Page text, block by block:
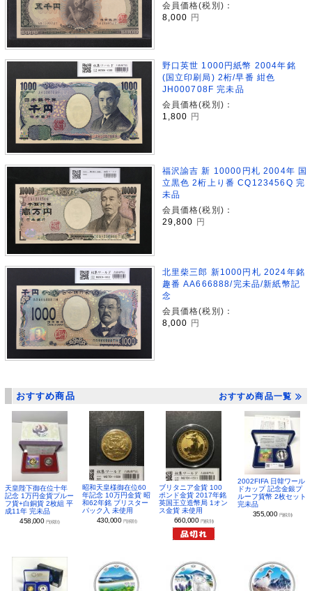
会員価格(税別)：
8,000 円
野口英世 1000円紙幣 2004年銘
(国立印刷局) 2桁/早番 紺色
JH000708F 完未品
会員価格(税別)：
1,800
円
福沢諭吉 新 10000円札 2004年 国
立黒色 2桁上り番 CQ123456Q 完
未品
会員価格(税別)：
29,800 円
北里柴三郎 新1000円札 2024年銘
趣番 AA666888/完未品/新紙幣記
念
会員価格(税別)：
8,000
円
おすすめ商品 おすすめ商品一覧
天皇陛下御在位十年
記念 1万円金貨プルー
フ貨+白銅貨 2枚組 平
成11年 完未品
458,000 円(税別)
昭和天皇様御在位60
年記念 10万円金貨 昭
和62年銘 ブリスター
パック入 未使用
430,000 円(税別)
ブリタニア金貨 100
ポンド金貨 2017年銘
英国王立造幣局 1オン
ス金貨 未使用
660,000 円(税別)
2002FIFA 日韓ワール
ドカップ 記念金銀プ
ルーフ貨幣 2枚セット
完未品
355,000 円(税別)